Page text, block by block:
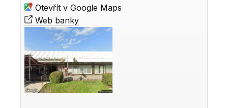
Otevřít v Google Maps
Web banky